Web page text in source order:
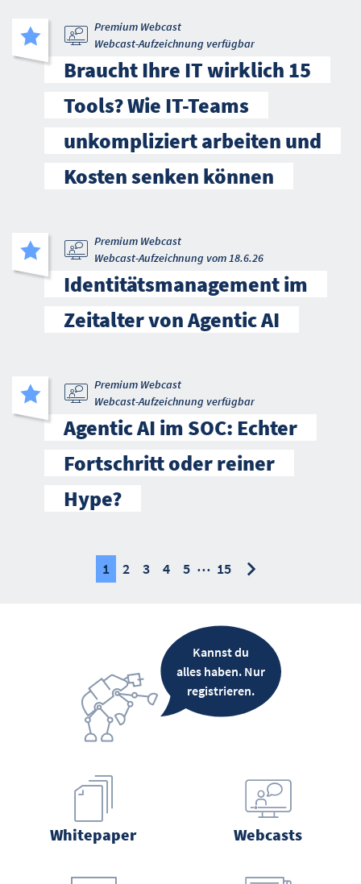
Premium Webcast
Webcast-Aufzeichnung verfügbar
Braucht Ihre IT wirklich 15
Tools? Wie IT-Teams
unkompliziert arbeiten und
Kosten senken können
Premium Webcast
Webcast-Aufzeichnung vom 18.6.26
Identitätsmanagement im
Zeitalter von Agentic AI
Premium Webcast
Webcast-Aufzeichnung verfügbar
Agentic AI im SOC: Echter
Fortschritt oder reiner
Hype?
1 2 3 4 5 … 15nächste
Kannst du
alles haben. Nur
registrieren.
Whitepaper Webcasts